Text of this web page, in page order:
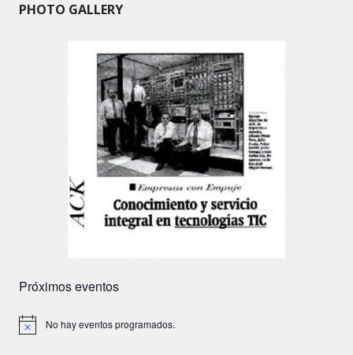
PHOTO GALLERY
Próximos eventos
No hay eventos programados.